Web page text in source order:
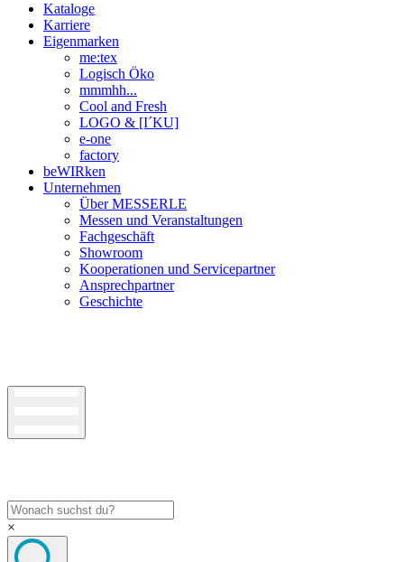
Kataloge
Karriere
Eigenmarken
me:tex
Logisch Öko
mmmhh...
Cool and Fresh
LOGO & [I´KU]
e-one
factory
beWIRken
Unternehmen
Über MESSERLE
Messen und Veranstaltungen
Fachgeschäft
Showroom
Kooperationen und Servicepartner
Ansprechpartner
Geschichte
×